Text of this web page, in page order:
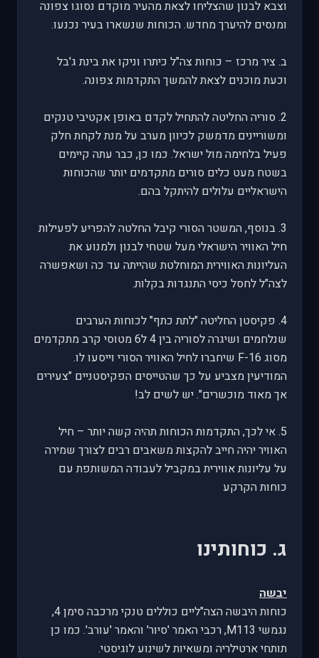
וצבא לבנון שהצליחו לצאת מהעיר מוקדם נסוגו צפונה
ומנסים להיערך מחדש. הכוחות שנשארו בעיר נכנעו.
ב. ציר מרכז – כוחות צה"ל כיתרו וניקו את בינת ג'בל
וכעת מוכנים לצאת להמשך התקדמות צפונה.
2. סוריה החליטה להתחיל לקדם באופן אקטיבי טנקים
ומשוריינים מדמשק לכיוון מערב על מנת לקחת חלק
פעיל בלחימה מול ישראל. כמו כן, כבר עתה קיימים
בשטח מעט כלים סורים מתקדמים יותר שהכוחות
הישראליים עלולים להיתקל בהם.
3. בנוסף, המשטר הסורי קיבל החלטה להפריע לפעילות
חיל האוויר הישראלי מעל שטחי לבנון ולמנוע את
העליונות האווירית המוחלטת שהייתה עד כה ושאפשרה
לצה"ל לחסל כיסי התנגדות בקלות.
4. פקיסטן החליטה "לתת כתף" לכוחות הערבים
שנלחמים ושיגרה לסוריה בין 4 ל6 מטוסי קרב מתקדמים
מסוג F-16 שיחברו לחיל האוויר הסורי וייסעו לו.
המודיעין מצביע על כך שהטייסים הפקיסטניים "צעירים
אך מאוד מוכשרים". יש לשים לב!
5. אי לכך, התקדמות הכוחות תהיה קשה יותר – חיל
האוויר יהיה חייב להקצות משאבים רבים לצורך שמירה
על עליונות אווירית במקביל לעבודה המשותפת עם
כוחות הקרקע
ג. כוחותינו
יבשה
כוחות היבשה הצה"ליים כוללים טנקי מרכבה סימן 4,
נגמשי M113, רכבי האמר 'סיור' והאמר 'עורב'. כמו כן
תותחי ארטילריה ומשאיות לשינוע לוגיסטי.